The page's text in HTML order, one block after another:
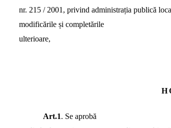
nr. 215 / 2001, privind administrația publică
modificările și completările
ulterioare,
Art.1. Se aprobă